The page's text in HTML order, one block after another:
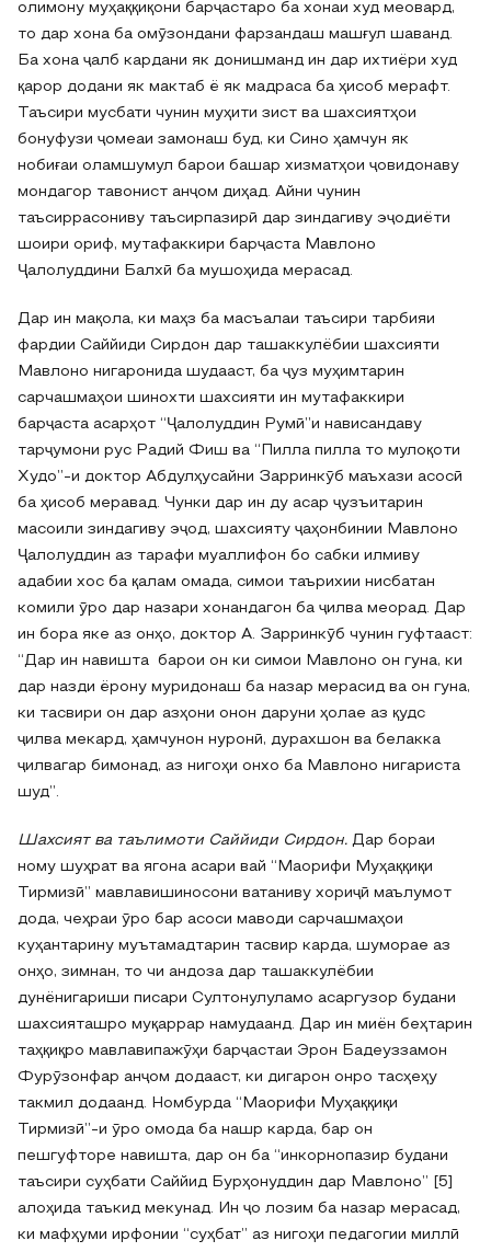
олимону муҳаққиқони барҷастаро ба хонаи худ меовард,
то дар хона ба омӯзондани фарзандаш машғул шаванд.
Ба хона ҷалб кардани як донишманд ин дар ихтиёри худ
қарор додани як мактаб ё як мадраса ба ҳисоб мерафт.
Таъсири мусбати чунин муҳити зист ва шахсиятҳои
бонуфузи ҷомеаи замонаш буд, ки Сино ҳамчун як
нобиғаи оламшумул барои башар хизматҳои ҷовидонаву
мондагор тавонист анҷом диҳад. Айни чунин
таъсиррасониву таъсирпазирӣ дар зиндагиву эҷодиёти
шоири ориф, мутафаккири барҷаста Мавлоно
Ҷалолуддини Балхӣ ба мушоҳида мерасад.
Дар ин мақола, ки маҳз ба масъалаи таъсири тарбияи
фардии Саййиди Сирдон дар ташаккулёбии шахсияти
Мавлоно нигаронида шудааст, ба ҷуз муҳимтарин
сарчашмаҳои шинохти шахсияти ин мутафаккири
барҷаста асарҳот “Ҷалолуддин Румӣ”и нависандаву
тарҷумони рус Радий Фиш ва “Пилла пилла то мулоқоти
Худо”-и доктор Абдулҳусайни Зарринкӯб маъхази асосӣ
ба ҳисоб меравад. Чунки дар ин ду асар ҷузъитарин
масоили зиндагиву эҷод, шахсияту ҷаҳонбинии Мавлоно
Ҷалолуддин аз тарафи муаллифон бо сабки илмиву
адабии хос ба қалам омада, симои таърихии нисбатан
комили ӯро дар назари хонандагон ба ҷилва меорад. Дар
ин бора яке аз онҳо, доктор А. Зарринкӯб чунин гуфтааст:
“Дар ин навишта барои он ки симои Мавлоно он гуна, ки
дар назди ёрону муридонаш ба назар мерасид ва он гуна,
ки тасвири он дар азҳони онон даруни ҳолае аз қудс
ҷилва мекард, ҳамчунон нуронӣ, дурахшон ва белакка
ҷилвагар бимонад, аз нигоҳи онхо ба Мавлоно нигариста
шуд”.
Шахсият ва таълимоти Саййиди Сирдон. Дар бораи
ному шуҳрат ва ягона асари вай “Маорифи Муҳаққиқи
Тирмизӣ” мавлавишиносони ватаниву хориҷӣ маълумот
дода, чеҳраи ӯро бар асоси маводи сарчашмаҳои
куҳантарину муътамадтарин тасвир карда, шуморае аз
онҳо, зимнан, то чи андоза дар ташаккулёбии
дунёнигариши писари Султонулуламо асаргузор будани
шахсияташро муқаррар намудаанд. Дар ин миён беҳтарин
таҳқиқро мавлавипажӯҳи барҷастаи Эрон Бадеуззамон
Фурӯзонфар анҷом додааст, ки дигарон онро тасҳеҳу
такмил додаанд. Номбурда “Маорифи Муҳаққиқи
Тирмизӣ”-и ӯро омода ба нашр карда, бар он
пешгуфторе навишта, дар он ба “инкорнопазир будани
таъсири суҳбати Саййид Бурҳонуддин дар Мавлоно” [5]
алоҳида таъкид мекунад. Ин ҷо лозим ба назар мерасад,
ки мафҳуми ирфонии “суҳбат” аз нигоҳи педагогии миллӣ